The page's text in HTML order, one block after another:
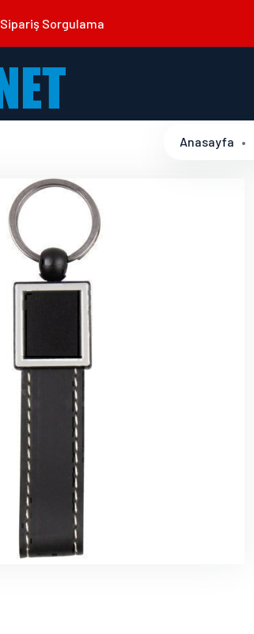
Sipariş Sorgulama
Anasayfa